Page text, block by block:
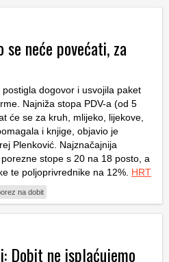
neće povećati, za
postigla dogovor i usvojila paket
Najniža stopa PDV-a (od 5
će se za kruh, mlijeko, lijekove,
i knjige, objavio je
Plenković. Najznačajnija
stope s 20 na 18 posto, a
te poljoprivrednike na 12%. HRT
na dobit
ne isplaćujemo